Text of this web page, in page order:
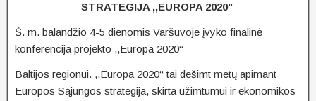
STRATEGIJA ,,EUROPA 2020’’
Š. m. balandžio 4-5 dienomis Varšuvoje įvyko finalinė
konferencija projekto ,,Europa 2020‘‘
Baltijos regionui. ,,Europa 2020‘‘ tai dešimt metų apimant
Europos Sąjungos strategija, skirta užimtumui ir ekonomikos